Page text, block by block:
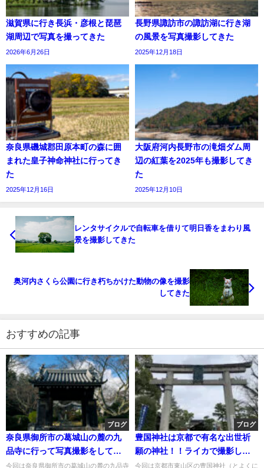
滋賀県に行き長浜・彦根と琵琶
湖周辺で写真を撮ってきた
2026年6月26日
長野県諏訪市の諏訪湖に行き湖
の風景を写真撮影してきた
2025年12月18日
奈良県磯城郡田原本町の森に囲
まれた皇子神命神社に行ってき
た
2025年12月16日
大阪府河内長野市の滝畑ダム周
辺の紅葉を2025年も撮影してき
た
2025年12月10日
レンタサイクルで自転車を借りて明日香をまわり風
景を撮影してきた
奥河内さくら公園に行き朽ちかけた動物の像を撮影
してきた
おすすめの記事
ブログ
奈良県御所市の葛城山の麓の九
品寺に行って写真撮影をしてき
た
今回は奈良県御所市の葛城山の麓の九品寺
ブログ
豊国神社は京都で有名な出世祈
願の神社！！ライカで撮影して
きた
今回は京都市東山区の豊国神社（とよくに